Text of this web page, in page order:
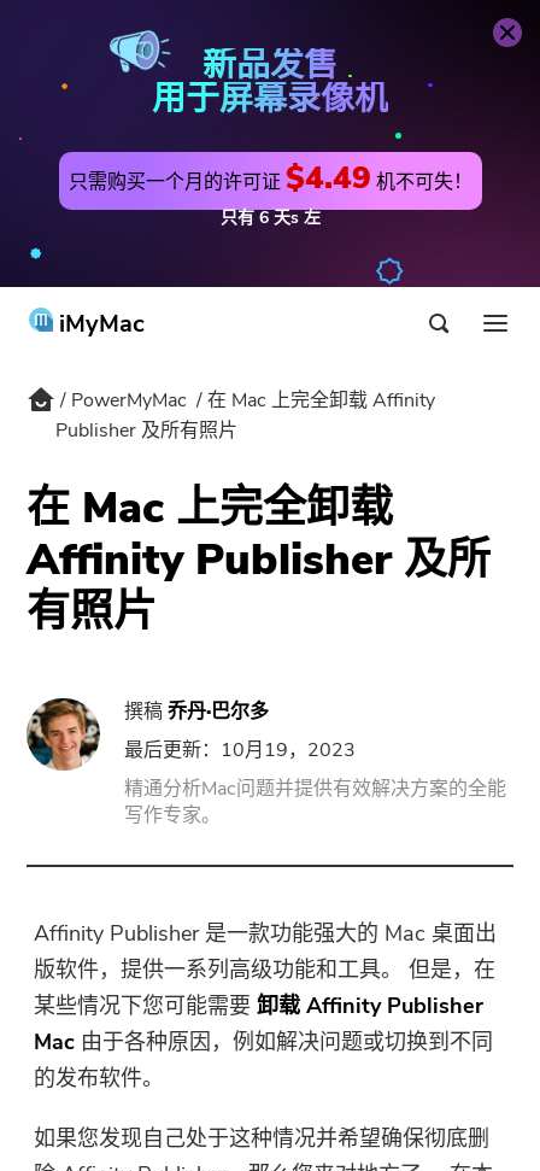
新品发售
用于屏幕录像机
只需购买一个月的许可证$4.49 机不可失！
只有6 天s左
iMyMac
产品与解决方案
最热
PowerMyMac
强力卸载
屏幕录影大师
PDF压缩机
免费视频转换器
免费视频编辑器
支持
PowerMyMac
PowerMyMac
在 Mac 上完全卸载 Affinity
Publisher 及所有照片
在 Mac 上完全卸载
Affinity Publisher 及所
有照片
撰稿乔丹·巴尔多
最后更新：10月19，2023
精通分析Mac问题并提供有效解决方案的全能
写作专家。
Affinity Publisher 是一款功能强大的 Mac 桌面出
版软件，提供一系列高级功能和工具。 但是，在
某些情况下您可能需要 卸载 Affinity Publisher
Mac 由于各种原因，例如解决问题或切换到不同
的发布软件。
如果您发现自己处于这种情况并希望确保彻底删